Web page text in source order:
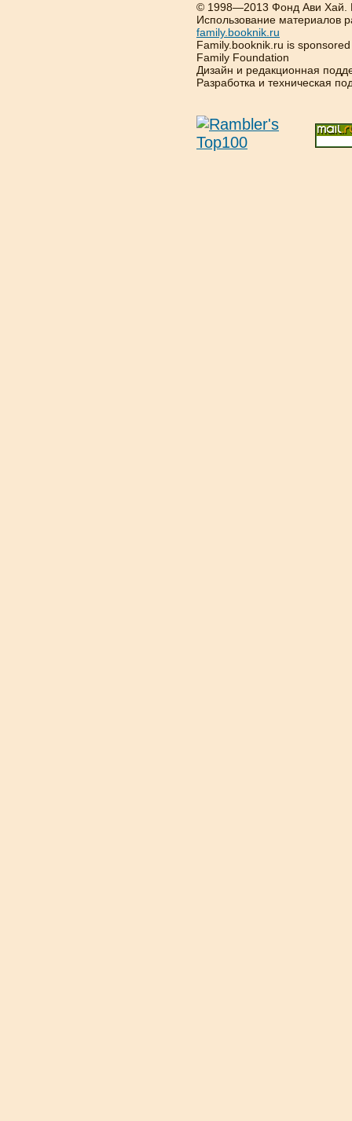
© 1998—2013 Фонд Ави Хай.
Использование материалов
family.booknik.ru
Family.booknik.ru is
Family Foundation
Дизайн и редакционная
Разработка и техническая